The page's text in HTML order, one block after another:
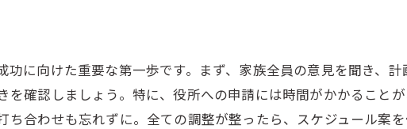
情報収集とプロフェッショナルの意見を活用する
スムーズなコミュニケーションがもたらす安心感
計画的な進行とその重要性
に向けた重要な第一歩です。まず、家族全員の意見を聞き、
確認しましょう。特に、役所への申請には時間がかかること
合わせも忘れずに。全ての調整が整ったら、スケジュール案